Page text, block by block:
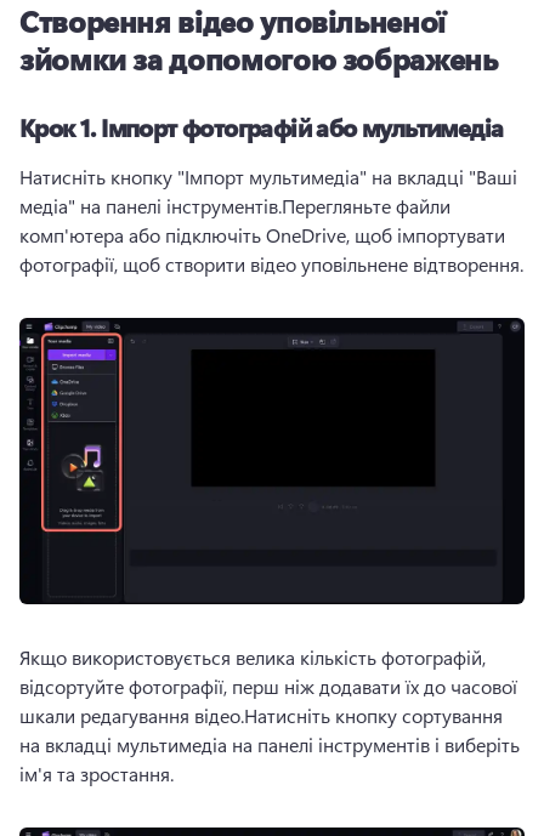
Створення відео уповільненої
зйомки за допомогою зображень
Крок 1. Імпорт фотографій або мультимедіа
Натисніть кнопку "Імпорт мультимедіа" на вкладці "Ваші
медіа" на панелі інструментів.Перегляньте файли
комп'ютера або підключіть OneDrive, щоб імпортувати
фотографії, щоб створити відео уповільнене відтворення.
Якщо використовується велика кількість фотографій,
відсортуйте фотографії, перш ніж додавати їх до часової
шкали редагування відео.Натисніть кнопку сортування
на вкладці мультимедіа на панелі інструментів і виберіть
ім'я та зростання.